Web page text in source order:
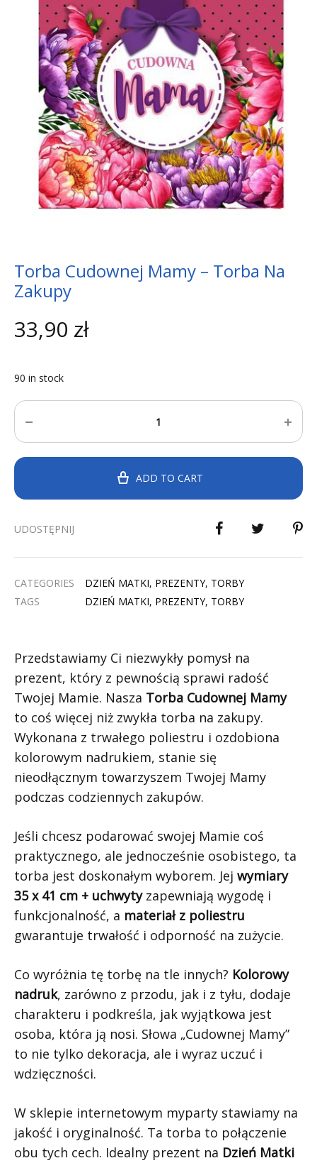
Torba Cudownej Mamy – Torba Na
Zakupy
33,90 zł
90 in stock
Quantity
ADD TO CART
UDOSTĘPNIJ
CATEGORIES DZIEŃ MATKI, PREZENTY, TORBY
TAGS
DZIEŃ MATKI, PREZENTY, TORBY
Przedstawiamy Ci niezwykły pomysł na
prezent, który z pewnością sprawi radość
Twojej Mamie. Nasza Torba Cudownej Mamy
to coś więcej niż zwykła torba na zakupy.
Wykonana z trwałego poliestru i ozdobiona
kolorowym nadrukiem, stanie się
nieodłącznym towarzyszem Twojej Mamy
podczas codziennych zakupów.
Jeśli chcesz podarować swojej Mamie coś
praktycznego, ale jednocześnie osobistego, ta
torba jest doskonałym wyborem. Jej wymiary
35 x 41 cm + uchwytyzapewniają wygodę i
funkcjonalność, a materiał z poliestru
gwarantuje trwałość i odporność na zużycie.
Co wyróżnia tę torbę na tle innych? Kolorowy
nadruk, zarówno z przodu, jak i z tyłu, dodaje
charakteru i podkreśla, jak wyjątkowa jest
osoba, która ją nosi. Słowa „Cudownej Mamy”
to nie tylko dekoracja, ale i wyraz uczuć i
wdzięczności.
W sklepie internetowym myparty stawiamy na
jakość i oryginalność. Ta torba to połączenie
obu tych cech. Idealny prezent na Dzień Matki